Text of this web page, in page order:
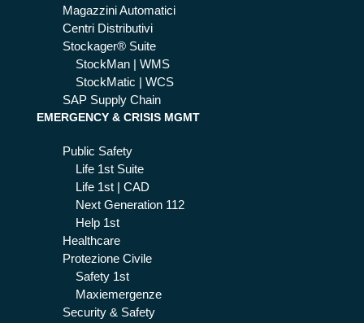
Magazzini Automatici
Centri Distributivi
Stockager® Suite
StockMan | WMS
StockMatic | WCS
SAP Supply Chain
EMERGENCY & CRISIS MGMT
Public Safety
Life 1st Suite
Life 1st | CAD
Next Generation 112
Help 1st
Healthcare
Protezione Civile
Safety 1st
Maxiemergenze
Security & Safety